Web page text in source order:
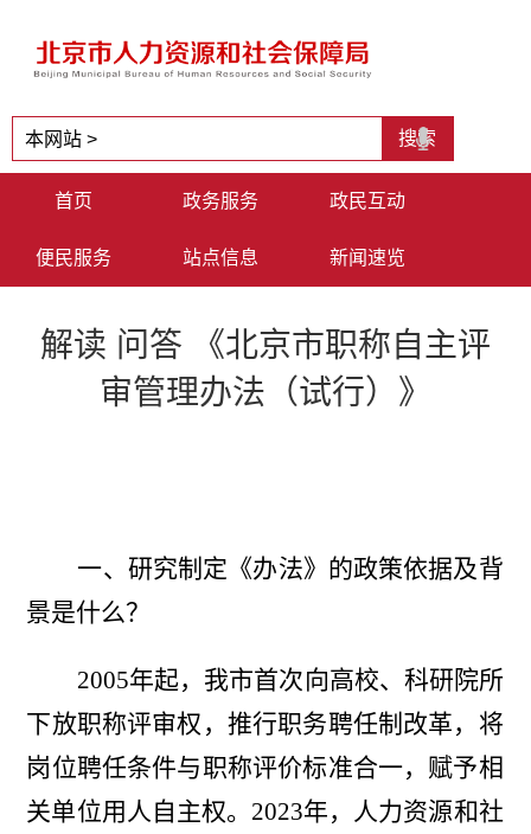
首页 政务服务 政民互动
便民服务 站点信息 新闻速览
解读 问答 《北京市职称自主评
审管理办法（试行）》
一、研究制定《办法》的政策依据及背
景是什么？
2005年起，我市首次向高校、科研院所
下放职称评审权，推行职务聘任制改革，将
岗位聘任条件与职称评价标准合一，赋予相
关单位用人自主权。2023年，人力资源和社